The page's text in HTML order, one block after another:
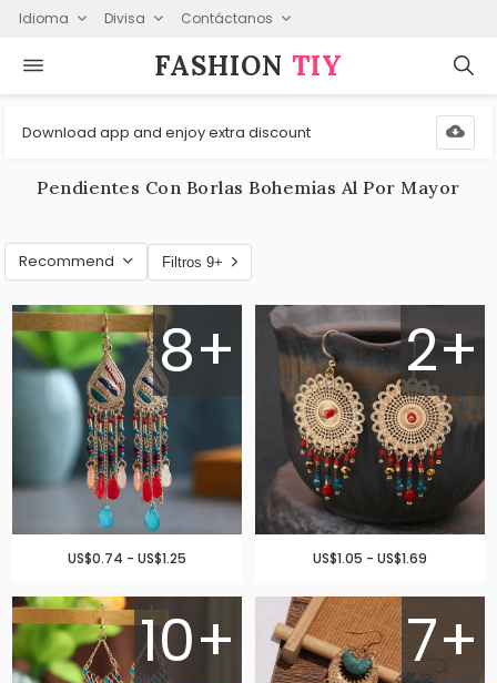
Idioma Divisa Contáctanos
FASHION⁠ TIY
Download app and enjoy extra discount
Pendientes Con Borlas Bohemias Al Por Mayor
Recommend Filtros 9+
8+
US$0.74 - US$1.25
2+
US$1.05 - US$1.69
10+ 7+